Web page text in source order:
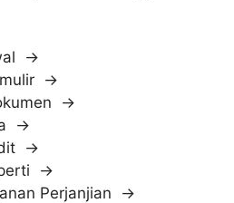
→
→
→
→
→
→
Perjanjian →